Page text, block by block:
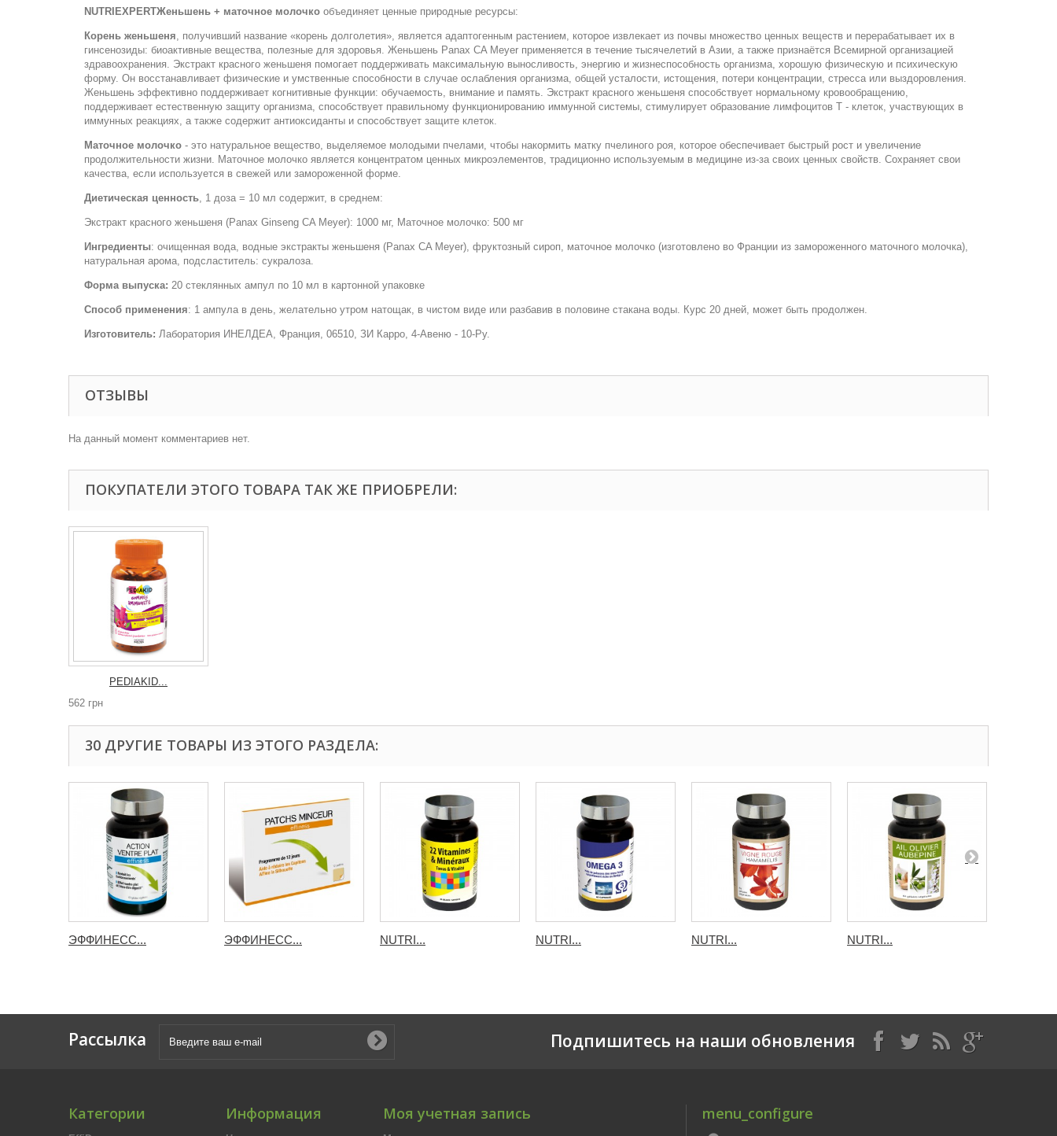
NUTRI EXPERTЖеньшень + маточное молочко объединяет ценные природные ресурсы:
Корень женьшеня, получивший название «корень долголетия», является адаптогенным растением, которое извлекает из почвы множество ценных веществ и перерабатывает их в
гинсенозиды: биоактивные вещества, полезные для здоровья. Женьшень Panax CA Meyer применяется в течение тысячелетий в Азии, а также признаётся Всемирной организацией
здравоохранения. Экстракт красного женьшеня помогает поддерживать максимальную выносливость, энергию и жизнеспособность организма, хорошую физическую и психическую
форму. Он восстанавливает физические и умственные способности в случае ослабления организма, общей усталости, истощения, потери концентрации, стресса или выздоровления.
Женьшень эффективно поддерживает когнитивные функции: обучаемость, внимание и память. Экстракт красного женьшеня способствует нормальному кровообращению,
поддерживает естественную защиту организма, способствует правильному функционированию иммунной системы, стимулирует образование лимфоцитов Т - клеток, участвующих в
иммунных реакциях, а также содержит антиоксиданты и способствует защите клеток.
Маточное молочко - это натуральное вещество, выделяемое молодыми пчелами, чтобы накормить матку пчелиного роя, которое обеспечивает быстрый рост и увеличение
продолжительности жизни. Маточное молочко является концентратом ценных микроэлементов, традиционно используемым в медицине из-за своих ценных свойств. Сохраняет свои
качества, если используется в свежей или замороженной форме.
Диетическая ценность, 1 доза = 10 мл содержит, в среднем:
Экстракт красного женьшеня (Panax Ginseng CA Meyer): 1000 мг, Маточное молочко: 500 мг
Ингредиенты: очищенная вода, водные экстракты женьшеня (Panax CA Meyer), фруктозный сироп, маточное молочко (изготовлено во Франции из замороженного маточного молочка),
натуральная арома, подсластитель: сукралоза.
Форма выпуска: 20 стеклянных ампул по 10 мл в картонной упаковке
Способ применения: 1 ампула в день, желательно утром натощак, в чистом виде или разбавив в половине стакана воды. Курс 20 дней, может быть продолжен.
Изготовитель: Лаборатория ИНЕЛДЕА, Франция, 06510, ЗИ Карро, 4-Авеню - 10-Ру.
ОТЗЫВЫ
На данный момент комментариев нет.
ПОКУПАТЕЛИ ЭТОГО ТОВАРА ТАК ЖЕ ПРИОБРЕЛИ:
PEDIAKID...
562 грн
30 ДРУГИЕ ТОВАРЫ ИЗ ЭТОГО РАЗДЕЛА:
ЭФФИНЕСС... ЭФФИНЕСС... NUTRI... NUTRI... NUTRI... NUTRI...
Рассылка Подпишитесь на наши обновления
Категории Информация Моя учетная запись menu_configure